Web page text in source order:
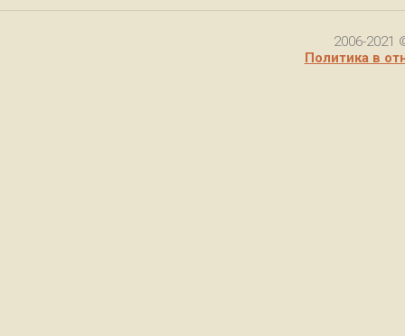
2006-2021
Политика в